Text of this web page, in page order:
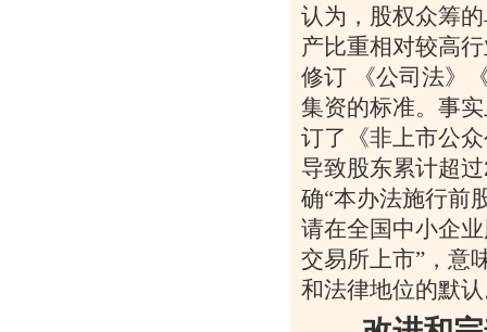
认为，股权众筹
产比重相对较高
修订
《公司法》
集资的标准。事
订了《非上市公
导致股东累计超过
确“本办法施行前
请在全国中小企
交易所上市”，意
和法律地位的默